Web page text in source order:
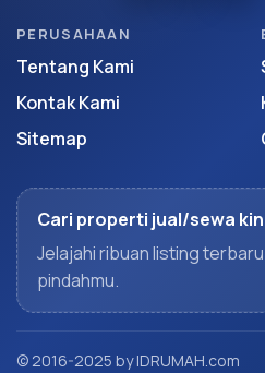
PERUSAHAAN
Tentang Kami
Kontak Kami
Sitemap
Cari properti jual/sewa
Jelajahi ribuan listing
pindahmu.
© 2016-2025 by IDRUMAH.com